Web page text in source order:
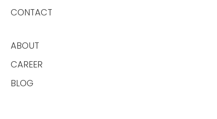
CONTACT
ABOUT
CAREER
BLOG